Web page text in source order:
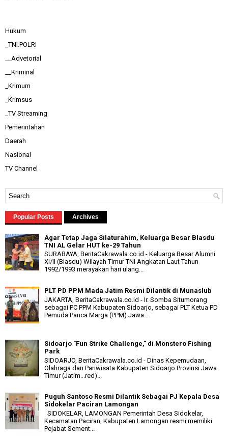
Hukum
_TNI.POLRI
__Advetorial
__Kriminal
_Krimum
_Krimsus
_TV Streaming
Pemerintahan
Daerah
Nasional
TV Channel
Popular Posts Archives
Agar Tetap Jaga Silaturahim, Keluarga Besar Blasdu
TNI AL Gelar HUT ke-29 Tahun
SURABAYA, BeritaCakrawala.co.id - Keluarga Besar Alumni
XI/II (Blasdu) Wilayah Timur TNI Angkatan Laut Tahun
1992/1993 merayakan hari ulang...
PLT PD PPM Mada Jatim Resmi Dilantik di Munaslub
JAKARTA, BeritaCakrawala.co.id - Ir. Somba Situmorang
sebagai PC PPM Kabupaten Sidoarjo, sebagai PLT Ketua PD
Pemuda Panca Marga (PPM) Jawa...
Sidoarjo "Fun Strike Challenge," di Monstero Fishing
Park
SIDOARJO, BeritaCakrawala.co.id - Dinas Kepemudaan,
Olahraga dan Pariwisata Kabupaten Sidoarjo Provinsi Jawa
Timur (Jatim...red)...
Puguh Santoso Resmi Dilantik Sebagai PJ Kepala Desa
Sidokelar Paciran Lamongan
SIDOKELAR, LAMONGAN Pemerintah Desa Sidokelar,
Kecamatan Paciran, Kabupaten Lamongan resmi memiliki
Pejabat Sement...